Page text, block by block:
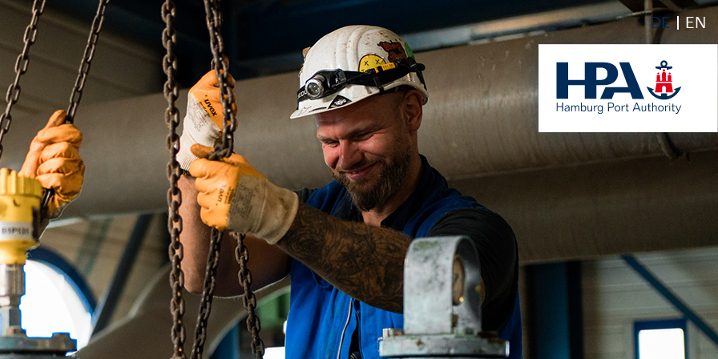
DE EN
der HPA
aller Verkehrsmeldungen im Hafen am